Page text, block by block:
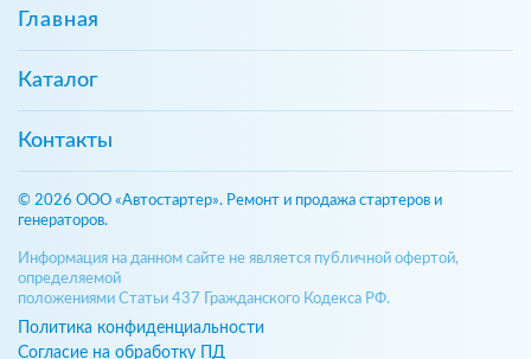
Главная
Каталог
Контакты
© 2026 ООО «Автостартер». Ремонт и продажа стартеров и
генераторов.
Информация на данном сайте не является публичной офертой,
определяемой
положениями Статьи 437 Гражданского Кодекса РФ.
Политика конфиденциальности
Согласие на обработку ПД